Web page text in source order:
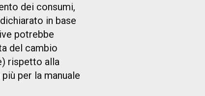
dei consumi,
in base
potrebbe
del cambio
rispetto alla
per la manuale